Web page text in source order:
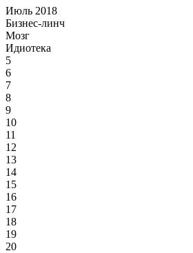
Июль 2018
Бизнес-линч
Мозг
Идиотека
5
6
7
8
9
10
11
12
13
14
15
16
17
18
19
20